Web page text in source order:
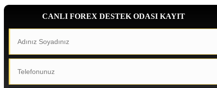
CANLI FOREX DESTEK ODASI KAYIT